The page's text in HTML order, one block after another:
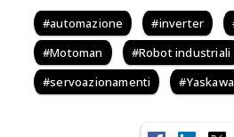
automazione inverter
Motoman
Robot industriali
servoazionamenti
Yaskawa